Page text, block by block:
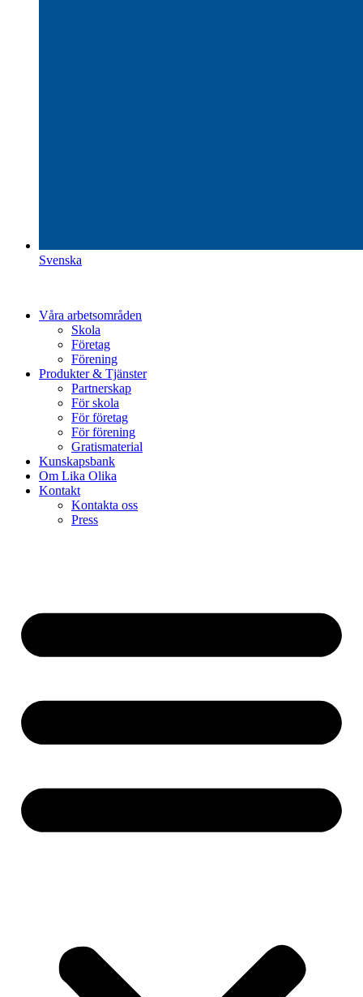
Svenska
Våra arbetsområden
Skola
Företag
Förening
Produkter & Tjänster
Partnerskap
För skola
För företag
För förening
Gratismaterial
Kunskapsbank
Om Lika Olika
Kontakt
Kontakta oss
Press